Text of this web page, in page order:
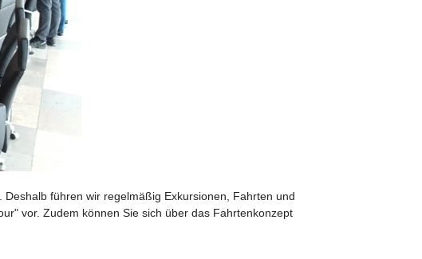
führen wir regelmäßig Exkursionen, Fahrten und
vor. Zudem können Sie sich über das Fahrtenkonzept